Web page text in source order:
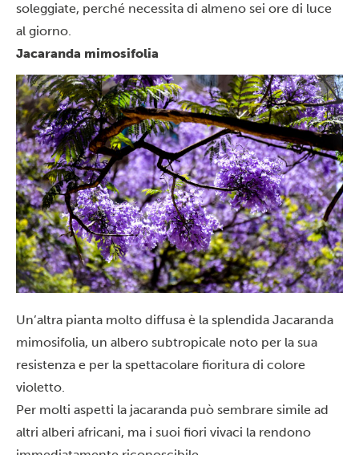
soleggiate, perché necessita di almeno sei ore di luce
al giorno.
Jacaranda mimosifolia
Un’altra pianta molto diffusa è la splendida Jacaranda
mimosifolia, un albero subtropicale noto per la sua
resistenza e per la spettacolare fioritura di colore
violetto.
Per molti aspetti la jacaranda può sembrare simile ad
altri alberi africani, ma i suoi fiori vivaci la rendono